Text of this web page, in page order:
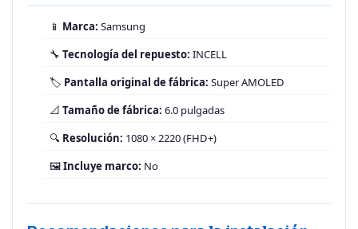
📱 Marca: Samsung
🔧 Tecnología del repuesto: INCELL
🏷️ Pantalla original de fábrica: Super AMOLED
📐 Tamaño de fábrica: 6.0 pulgadas
🔍 Resolución: 1080 × 2220 (FHD+)
🖼️Incluye marco: No